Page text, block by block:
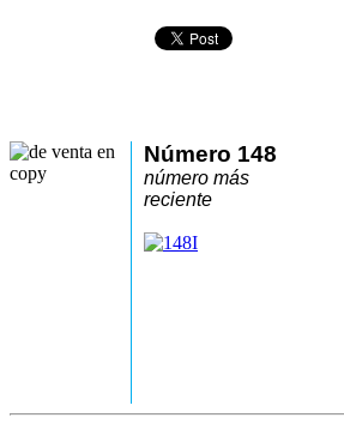
Número 148
número más
reciente